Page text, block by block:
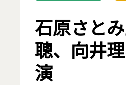
石原さと
聰、向井
演